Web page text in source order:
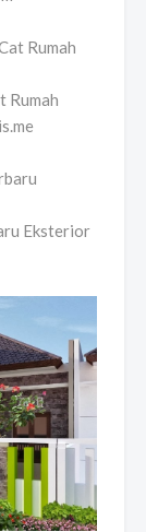
Rumah
Eksterior